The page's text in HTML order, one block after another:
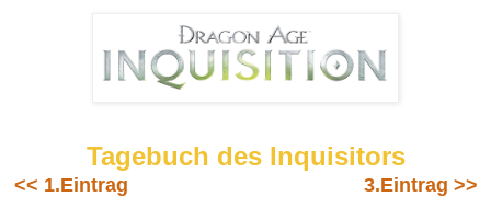
Tagebuch des Inquisitors
<< 1.Eintrag
3.Eintrag >>